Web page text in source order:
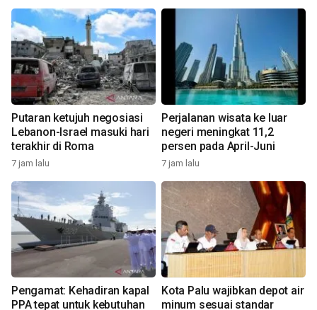
Putaran ketujuh negosiasi
Lebanon-Israel masuki hari
terakhir di Roma
7 jam lalu
Perjalanan wisata ke luar
negeri meningkat 11,2
persen pada April-Juni
7 jam lalu
Pengamat: Kehadiran kapal
PPA tepat untuk kebutuhan
Kota Palu wajibkan depot air
minum sesuai standar